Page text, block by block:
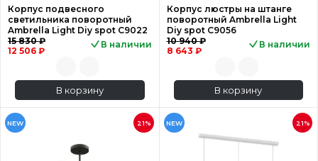
Корпус подвесного
светильника поворотный
Ambrella Light Diy spot C9022
15 830 ₽
12 506 ₽
В наличии
В корзину
Корпус люстры на штанге
поворотный Ambrella Light
Diy spot C9056
10 940 ₽
8 643 ₽
В наличии
В корзину
NEW 21% NEW 21%